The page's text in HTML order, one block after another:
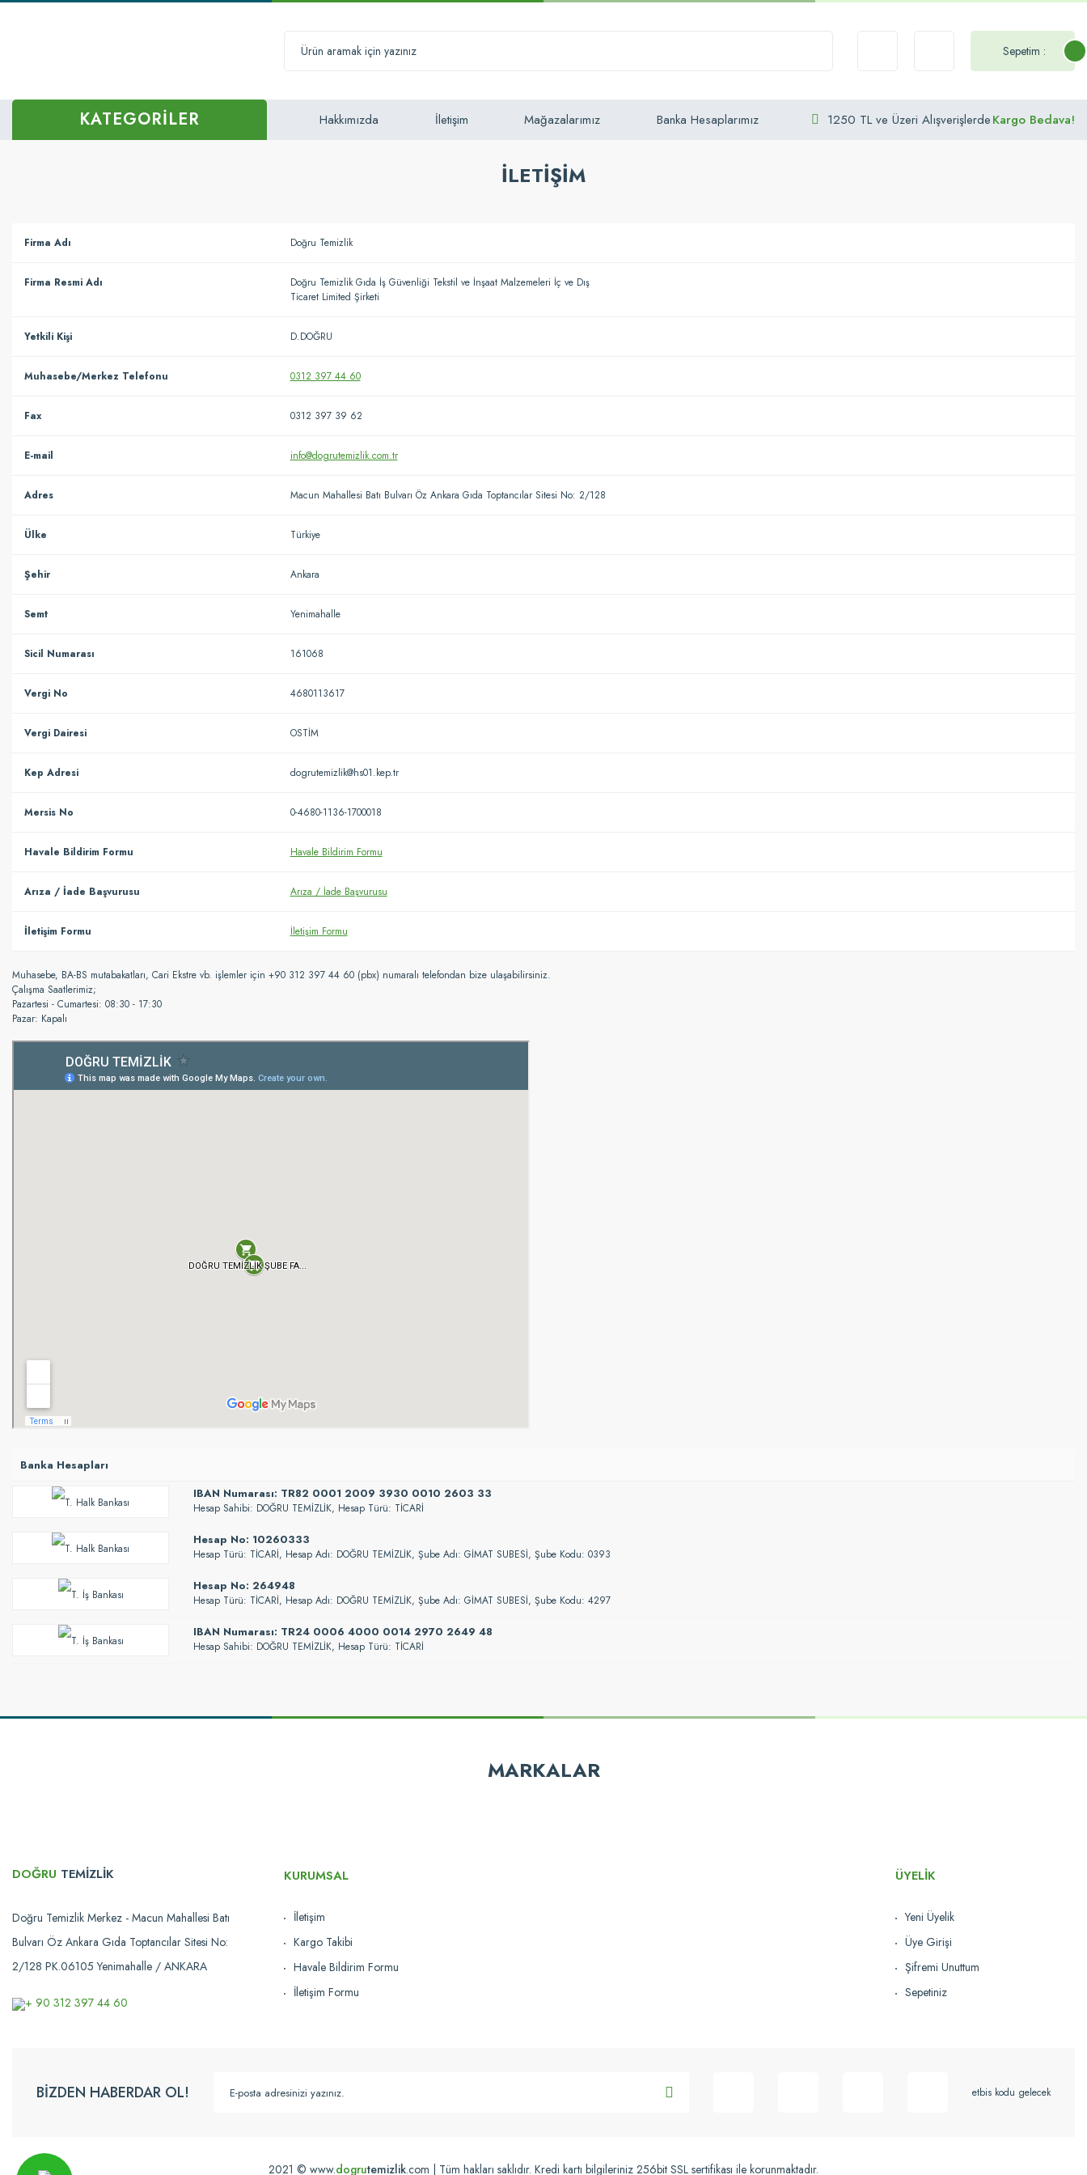
Sepetim :
KATEGORİLER Hakkımızda İletişim Mağazalarımız Banka Hesaplarımız 1250 TL ve Üzeri AlışverişlerdeKargo Bedava!
İLETIŞIM
Firma Adı Doğru Temizlik
Firma Resmi Adı
Doğru Temizlik Gıda İş Güvenliği Tekstil ve İnşaat Malzemeleri İç ve Dış
Ticaret Limited Şirketi
Yetkili Kişi D.DOĞRU
Muhasebe/Merkez Telefonu 0312 397 44 60
Fax 0312 397 39 62
E-mail info@dogrutemizlik.com.tr
Adres Macun Mahallesi Batı Bulvarı Öz Ankara Gıda Toptancılar Sitesi No: 2/128
Ülke Türkiye
Şehir Ankara
Semt Yenimahalle
Sicil Numarası 161068
Vergi No 4680113617
Vergi Dairesi OSTİM
Kep Adresi dogrutemizlik@hs01.kep.tr
Mersis No 0-4680-1136-1700018
Havale Bildirim Formu Havale Bildirim Formu
Arıza / İade Başvurusu Arıza / İade Başvurusu
İletişim Formu İletişim Formu
Muhasebe, BA-BS mutabakatları, Cari Ekstre vb. işlemler için +90 312 397 44 60 (pbx) numaralı telefondan bize ulaşabilirsiniz.
Çalışma Saatlerimiz;
Pazartesi - Cumartesi: 08:30 - 17:30
Pazar: Kapalı
Banka Hesapları
IBAN Numarası: TR82 0001 2009 3930 0010 2603 33
Hesap Sahibi: DOĞRU TEMİZLİK, Hesap Türü: TİCARİ
Hesap No: 10260333
Hesap Türü: TİCARİ, Hesap Adı: DOĞRU TEMİZLİK, Şube Adı: GİMAT SUBESİ, Şube Kodu: 0393
Hesap No: 264948
Hesap Türü: TİCARİ, Hesap Adı: DOĞRU TEMİZLİK, Şube Adı: GİMAT SUBESİ, Şube Kodu: 4297
IBAN Numarası: TR24 0006 4000 0014 2970 2649 48
Hesap Sahibi: DOĞRU TEMİZLİK, Hesap Türü: TİCARİ
MARKALAR
DOĞRU TEMİZLİK
Doğru Temizlik Merkez - Macun Mahallesi Batı
Bulvarı Öz Ankara Gıda Toptancılar Sitesi No:
2/128 PK.06105 Yenimahalle / ANKARA
+ 90 312 397 44 60
KURUMSAL
İletişim
Kargo Takibi
Havale Bildirim Formu
İletişim Formu
ÜYELİK
Yeni Üyelik
Üye Girişi
Şifremi Unuttum
Sepetiniz
BİZDEN HABERDAR OL! etbis kodu gelecek
2021 © www.dogrutemizlik.com | Tüm hakları saklıdır. Kredi kartı bilgileriniz 256bit SSL sertifikası ile korunmaktadır.